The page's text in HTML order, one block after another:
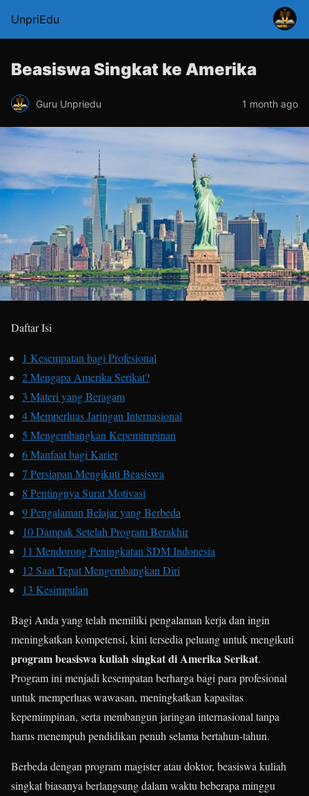
UnpriEdu
Beasiswa Singkat ke Amerika
Guru Unpriedu 1 month ago
Daftar Isi
1 Kesempatan bagi Profesional
2Mengapa Amerika Serikat?
3 Materi yang Beragam
4Memperluas Jaringan Internasional
5 Mengembangkan Kepemimpinan
6Manfaat bagi Karier
7 Persiapan Mengikuti Beasiswa
8 Pentingnya Surat Motivasi
9Pengalaman Belajar yang Berbeda
10Dampak Setelah Program Berakhir
11 Mendorong Peningkatan SDM Indonesia
12Saat Tepat Mengembangkan Diri
13 Kesimpulan
Bagi Anda yang telah memiliki pengalaman kerja dan ingin
meningkatkan kompetensi, kini tersedia peluang untuk mengikuti
program beasiswa kuliah singkat di Amerika Serikat.
Program ini menjadi kesempatan berharga bagi para profesional
untuk memperluas wawasan, meningkatkan kapasitas
kepemimpinan, serta membangun jaringan internasional tanpa
harus menempuh pendidikan penuh selama bertahun-tahun.
Berbeda dengan program magister atau doktor, beasiswa kuliah
singkat biasanya berlangsung dalam waktu beberapa minggu